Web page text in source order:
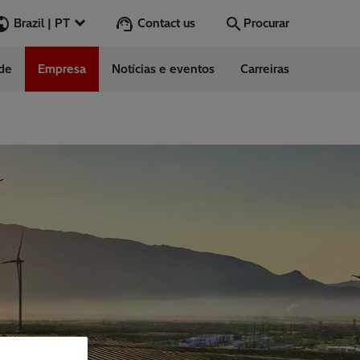
Brazil | PT Contact us Procurar
Procurar
ao
Empresa Notícias e eventos Carreiras